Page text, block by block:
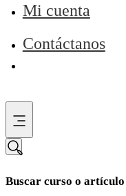
Mi cuenta
Contáctanos
Buscar curso o artículo